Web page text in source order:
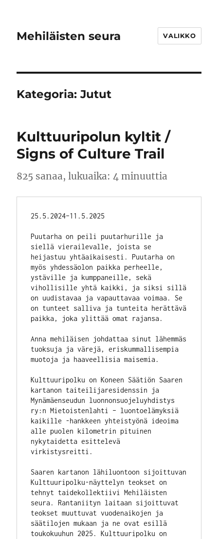
Mehiläisten seura VALIKKO
Kategoria:Jutut
Kulttuuripolun kyltit /
Signs of Culture Trail
825 sanaa, lukuaika: 4 minuuttia
25.5.2024–11.5.2025
Puutarha on peili puutarhurille ja
siellä vierailevalle, joista se
heijastuu yhtäaikaisesti. Puutarha on
myös yhdessäolon paikka perheelle,
ystäville ja kumppaneille, sekä
vihollisille yhtä kaikki, ja siksi sillä
on uudistavaa ja vapauttavaa voimaa. Se
on tunteet salliva ja tunteita herättävä
paikka, joka ylittää omat rajansa.
Anna mehiläisen johdattaa sinut lähemmäs
tuoksuja ja värejä, eriskummallisempia
muotoja ja haaveellisia maisemia.
Kulttuuripolku on Koneen Säätiön Saaren
kartanon taiteilijaresidenssin ja
Mynämäenseudun luonnonsuojeluyhdistys
ry:n Mietoistenlahti – luontoelämyksiä
kaikille -hankkeen yhteistyönä ideoima
alle puolen kilometrin pituinen
nykytaidetta esittelevä
virkistysreitti.
Saaren kartanon lähiluontoon sijoittuvan
Kulttuuripolku-näyttelyn teokset on
tehnyt taidekollektiivi Mehiläisten
seura. Rantaniityn laitaan sijoittuvat
teokset muuttuvat vuodenaikojen ja
säätilojen mukaan ja ne ovat esillä
toukokuuhun 2025. Kulttuuripolku on